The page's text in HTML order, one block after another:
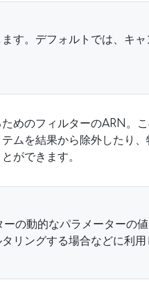
す。デフォルトでは、キ
めのフィルターのARN。
ムを結果から除外したり
ができます。
の動的なパラメーターの
リングする場合などに利用